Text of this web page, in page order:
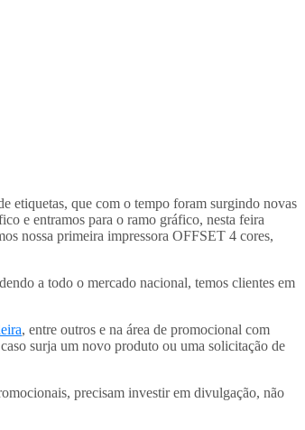
etiquetas, que com o tempo foram surgindo novas
e entramos para o ramo gráfico, nesta feira
nossa primeira impressora OFFSET 4 cores,
a todo o mercado nacional, temos clientes em
, entre outros e na área de promocional com
surja um novo produto ou uma solicitação de
precisam investir em divulgação, não